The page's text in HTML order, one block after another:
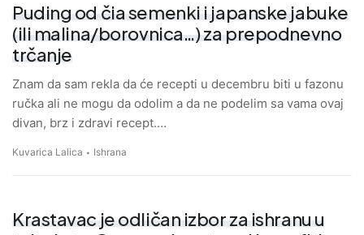
Puding od čia semenki i japanske jabuke
(ili malina/borovnica…) za prepodnevno
trčanje
Znam da sam rekla da će recepti u decembru biti u fazonu
ručka ali ne mogu da odolim a da ne podelim sa vama ovaj
divan, brz i zdravi recept.…
Kuvarica Lalica Ishrana
Krastavac je odličan izbor za ishranu u